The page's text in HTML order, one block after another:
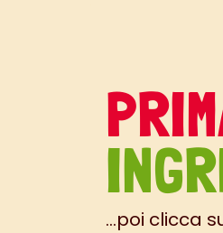
...poi clicca